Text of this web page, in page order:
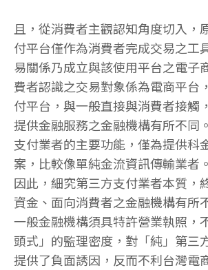
且，從消費者主觀認知角度切入，
付平台僅作為消費者完成交易之工
易關係乃成立與該使用平台之電子
費者認識之交易對象係為電商平台
付平台，與一般直接與消費者接觸
提供金融服務之金融機構有所不同
支付業者的主要功能，僅為提供科
案，比較像單純金流資訊傳輸業者。
因此，細究第三方支付業者本質，
資金、面向消費者之金融機構有所
一般金融機構須具特許營業執照，
頭式」的監理密度，對「純」第三
提供了負面誘因，反而不利台灣電